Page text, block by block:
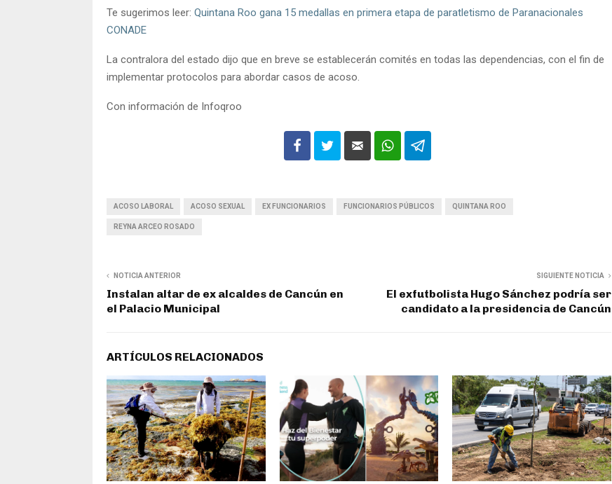
Te sugerimos leer: Quintana Roo gana 15 medallas en primera etapa de paratletismo de Paranacionales
CONADE
La contralora del estado dijo que en breve se establecerán comités en todas las dependencias, con el fin de
implementar protocolos para abordar casos de acoso.
Con información de Infoqroo
ACOSO LABORAL ACOSO SEXUAL EX FUNCIONARIOS FUNCIONARIOS PÚBLICOS QUINTANA ROO
REYNA ARCEO ROSADO
NOTICIA ANTERIOR
Instalan altar de ex alcaldes de Cancún en
el Palacio Municipal
SIGUIENTE NOTICIA
El exfutbolista Hugo Sánchez podría ser
candidato a la presidencia de Cancún
ARTÍCULOS RELACIONADOS